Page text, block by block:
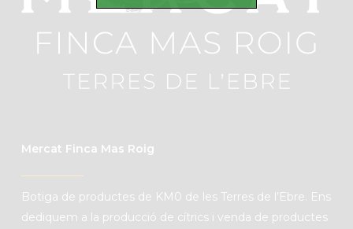
Mercat Finca Mas Roig
Botiga de productes de KM0 de les Terres de l’Ebre. Ens
dediquem a la producció de cítrics i venda de productes